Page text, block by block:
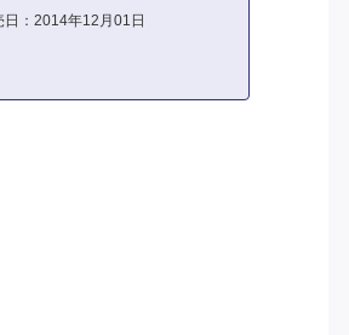
日：2014年12月01日